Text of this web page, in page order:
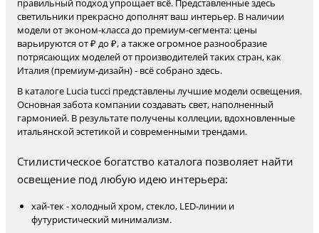
правильный подход упрощает всё. Представленные здесь
светильники прекрасно дополнят ваш интерьер. В наличии
модели от эконом-класса до премиум-сегмента: цены
варьируются от ₽ до ₽, а также огромное разнообразие
потрясающих моделей от производителей таких стран, как
Италия (премиум-дизайн) - всё собрано здесь.
В каталоге Lucia tucci представлены лучшие модели освещения.
Основная забота компании создавать свет, наполненный
гармонией. В результате получены коллеции, вдохновленные
итальянской эстетикой и современными трендами.
Стилистическое богатство каталога позволяет найти
освещение под любую идею интерьера:
хай-тек - холодный хром, стекло, LED-линии и
футуристический минимализм.